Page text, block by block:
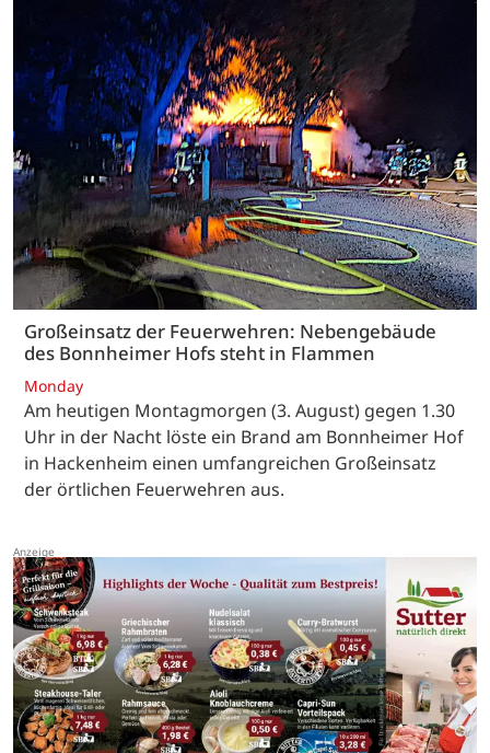
Großeinsatz der Feuerwehren: Nebengebäude
des Bonnheimer Hofs steht in Flammen
Monday
Am heutigen Montagmorgen (3. August) gegen 1.30
Uhr in der Nacht löste ein Brand am Bonnheimer Hof
in Hackenheim einen umfangreichen Großeinsatz
der örtlichen Feuerwehren aus.